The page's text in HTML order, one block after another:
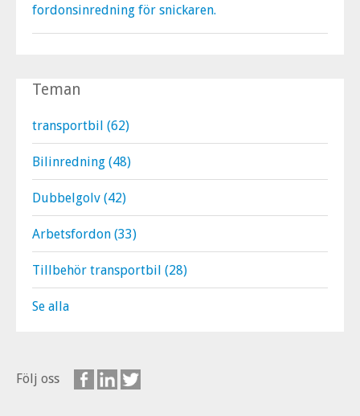
fordonsinredning för snickaren.
Teman
transportbil (62)
Bilinredning (48)
Dubbelgolv (42)
Arbetsfordon (33)
Tillbehör transportbil (28)
Se alla
Följ oss